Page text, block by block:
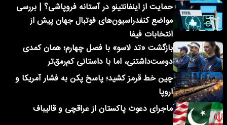
حمایت از اینفانتینو در آستانه فروپاشی؟ | بررسی
مواضع کنفدراسیون‌های فوتبال جهان پیش از
انتخابات فیفا
بازگشت «تد لاسو» با فصل چهارم؛ همان کمدی
دوست‌داشتنی، اما با داستانی کم‌رمق‌تر
چین خط قرمز کشید؛ پاسخ پکن به فشار آمریکا و
اروپا
ماجرای دعوت پاکستان از عراقچی و قالیباف